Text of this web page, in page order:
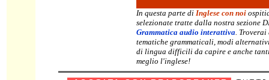
In questa parte di Inglese con noi
selezionate tratte dalla nostra sezione
Grammatica audio interattiva .
tematiche grammaticali, modi
di lingua difficili da capire e anche
meglio l'inglese!